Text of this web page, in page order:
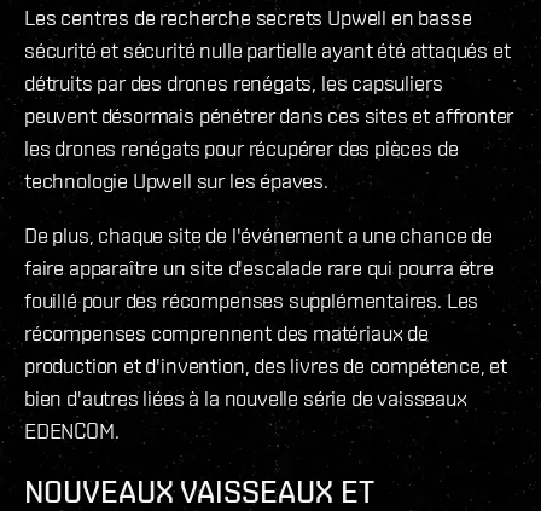
Les centres de recherche secrets Upwell en basse
sécurité et sécurité nulle partielle ayant été attaqués et
détruits par des drones renégats, les capsuliers
peuvent désormais pénétrer dans ces sites et affronter
les drones renégats pour récupérer des pièces de
technologie Upwell sur les épaves.
De plus, chaque site de l'événement a une chance de
faire apparaître un site d'escalade rare qui pourra être
fouillé pour des récompenses supplémentaires. Les
récompenses comprennent des matériaux de
production et d'invention, des livres de compétence, et
bien d'autres liées à la nouvelle série de vaisseaux
EDENCOM.
NOUVEAUX VAISSEAUX ET